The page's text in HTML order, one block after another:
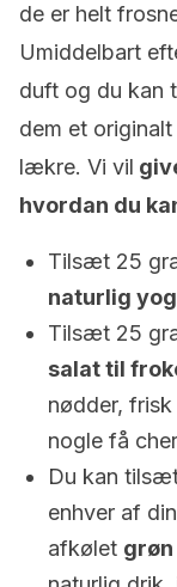
de er helt
Umiddelbart
duft og du kan
dem et
lækre. Vi vil
hvordan du
Tilsæt 25
naturlig
Tilsæt 25
salat til
nødder,
nogle få
Du kan
enhver af
afkølet